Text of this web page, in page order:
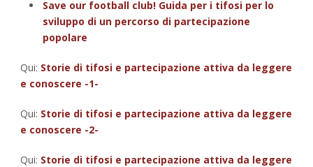
Save our football club! Guida per i tifosi per lo
sviluppo di un percorso di partecipazione
popolare
Qui: Storie di tifosi e partecipazione attiva da leggere
e conoscere -1-
Qui: Storie di tifosi e partecipazione attiva da leggere
e conoscere -2-
Qui: Storie di tifosi e partecipazione attiva da leggere